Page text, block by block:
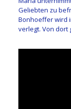
Geliebten zu
Bonhoeffer wird
verlegt. Von dort